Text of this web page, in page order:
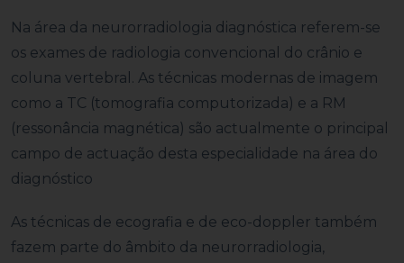
Na área da neurorradiologia diagnóstica referem-se
os exames de radiologia convencional do crânio e
coluna vertebral. As técnicas modernas de imagem
como a TC (tomografia computorizada) e a RM
(ressonância magnética) são actualmente o principal
campo de actuação desta especialidade na área do
diagnóstico
As técnicas de ecografia e de eco-doppler também
fazem parte do âmbito da neurorradiologia,